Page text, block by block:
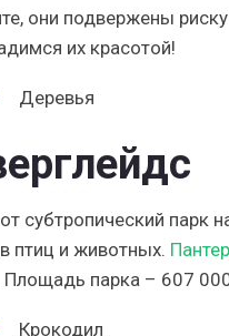
они подвержены
их красотой!
субтропический парк
птиц и животных.
Площадь парка – 607